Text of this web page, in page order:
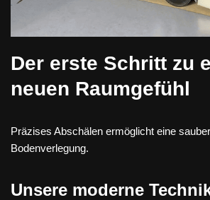
Der erste Schritt zu
neuen Raumgefühl
Präzises Abschälen ermöglicht eine
Bodenverlegung.
Unsere moderne